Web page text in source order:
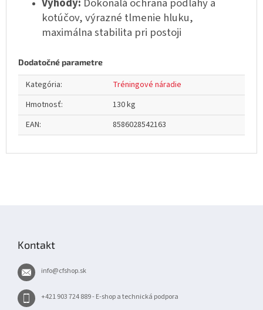
kotúčov, výrazné tlmenie hluku,
maximálna stabilita pri postoji
Dodatočné parametre
Kategória:
Tréningové náradie
Hmotnosť:
130 kg
EAN: 8586028542163
Kontakt
info@cfshop.sk
+421 903 724 889 - E-shop a technická podpora